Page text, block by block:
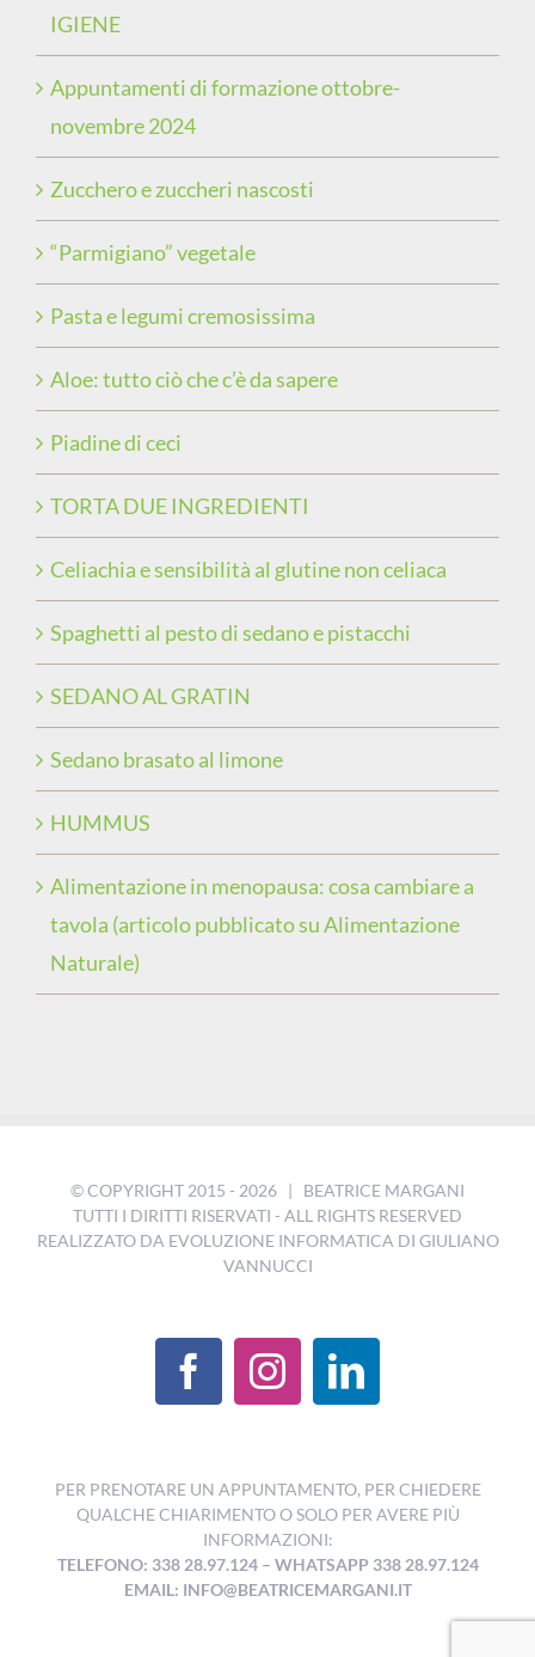
IGIENE
Appuntamenti di formazione ottobre-
novembre 2024
Zucchero e zuccheri nascosti
“Parmigiano” vegetale
Pasta e legumi cremosissima
Aloe: tutto ciò che c’è da sapere
Piadine di ceci
TORTA DUE INGREDIENTI
Celiachia e sensibilità al glutine non celiaca
Spaghetti al pesto di sedano e pistacchi
SEDANO AL GRATIN
Sedano brasato al limone
HUMMUS
Alimentazione in menopausa: cosa cambiare a
tavola (articolo pubblicato su Alimentazione
Naturale)
© COPYRIGHT 2015 - 2026 | BEATRICE MARGANI
TUTTI I DIRITTI RISERVATI - ALL RIGHTS RESERVED
REALIZZATO DA EVOLUZIONE INFORMATICA DI GIULIANO
VANNUCCI
PER PRENOTARE UN APPUNTAMENTO, PER CHIEDERE
QUALCHE CHIARIMENTO O SOLO PER AVERE PIÙ
INFORMAZIONI:
TELEFONO: 338 28.97.124– WHATSAPP 338 28.97.124
EMAIL: INFO@BEATRICEMARGANI.IT